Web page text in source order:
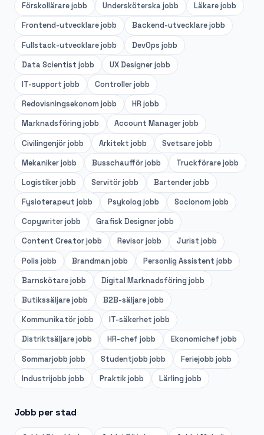
Förskollärarejobb Undersköterskajobb Läkarejobb
Frontend-utvecklarejobb Backend-utvecklarejobb
Fullstack-utvecklarejobb DevOps jobb
Data Scientist jobb UX Designerjobb
IT-support jobb Controllerjobb
Redovisningsekonom jobb HR jobb
Marknadsföring jobb Account Managerjobb
Civilingenjörjobb Arkitekt jobb Svetsarejobb
Mekanikerjobb Busschaufförjobb Truckförarejobb
Logistikerjobb Servitörjobb Bartenderjobb
Fysioterapeut jobb Psykolog jobb Socionom jobb
Copywriterjobb Grafisk Designerjobb
Content Creatorjobb Revisorjobb Jurist jobb
Polis jobb Brandman jobb Personlig Assistent jobb
Barnskötarejobb Digital Marknadsföring jobb
Butikssäljarejobb B2B-säljarejobb
Kommunikatörjobb IT-säkerhet jobb
Distriktsäljarejobb HR-chef jobb Ekonomichef jobb
Sommarjobb jobb Studentjobb jobb Feriejobb jobb
Industrijobb jobb Praktikjobb Lärling jobb
Jobb per stad